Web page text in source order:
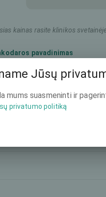
kainas rasite klinikos
pavadinimas
Jūsų
mums suasmeninti ir
privatumo politiką